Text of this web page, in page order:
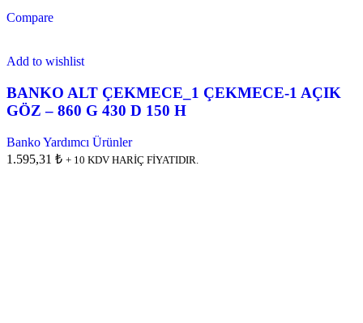
Compare
Add to wishlist
BANKO ALT ÇEKMECE_1 ÇEKMECE-1 AÇIK
GÖZ – 860 G 430 D 150 H
Banko Yardımcı Ürünler
1.595,31 ₺ + 10 KDV HARİÇ FİYATIDIR.